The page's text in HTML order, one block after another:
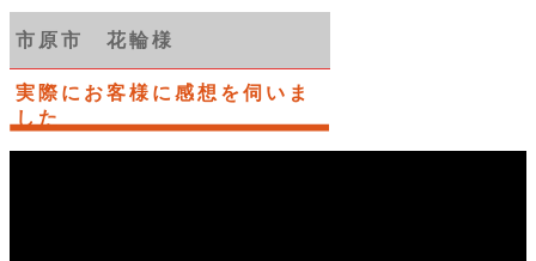
市原市 花輪様
実際にお客様に感想を伺いま
した